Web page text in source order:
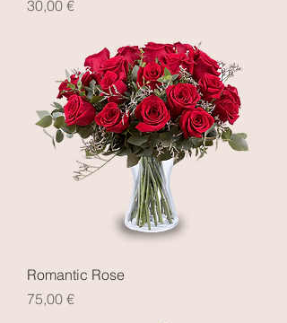
Prezzo
30,00 €
Romantic Rose
Prezzo
75,00 €